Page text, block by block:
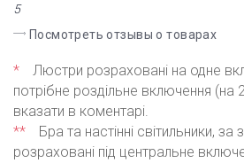
5
Посмотреть отзывы о товарах
*
Люстри розраховані на одне
потрібне роздільне включення (на
вказати в коментарі.
**
Бра та настінні світильники,
розраховані під центральне